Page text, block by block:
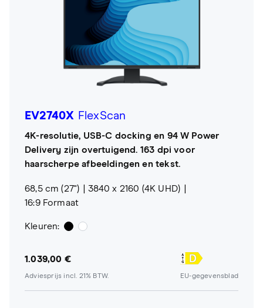
EV2740X FlexScan
4K-resolutie, USB-C docking en 94 W Power
Delivery zijn overtuigend. 163 dpi voor
haarscherpe afbeeldingen en tekst.
68,5 cm (27")
3840 x 2160 (4K UHD)
16:9 Formaat
Kleuren:
1.039,00 €
Adviesprijs incl. 21% BTW. EU-gegevensblad